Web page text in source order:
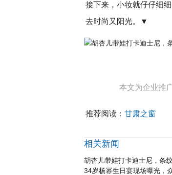
接下来，小妆就仔仔细
去时尚又阳光。▼
本文为企业推
推荐阅读： 甘肃之窗
相关新闻
胡杏儿带娃打卡迪士尼，条
34岁杨幂生日宴现场曝光，